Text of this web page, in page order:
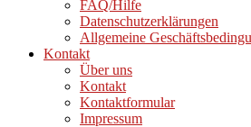
FAQ/Hilfe
Datenschutzerklärungen
Allgemeine
Kontakt
Über uns
Kontakt
Kontaktformular
Impressum